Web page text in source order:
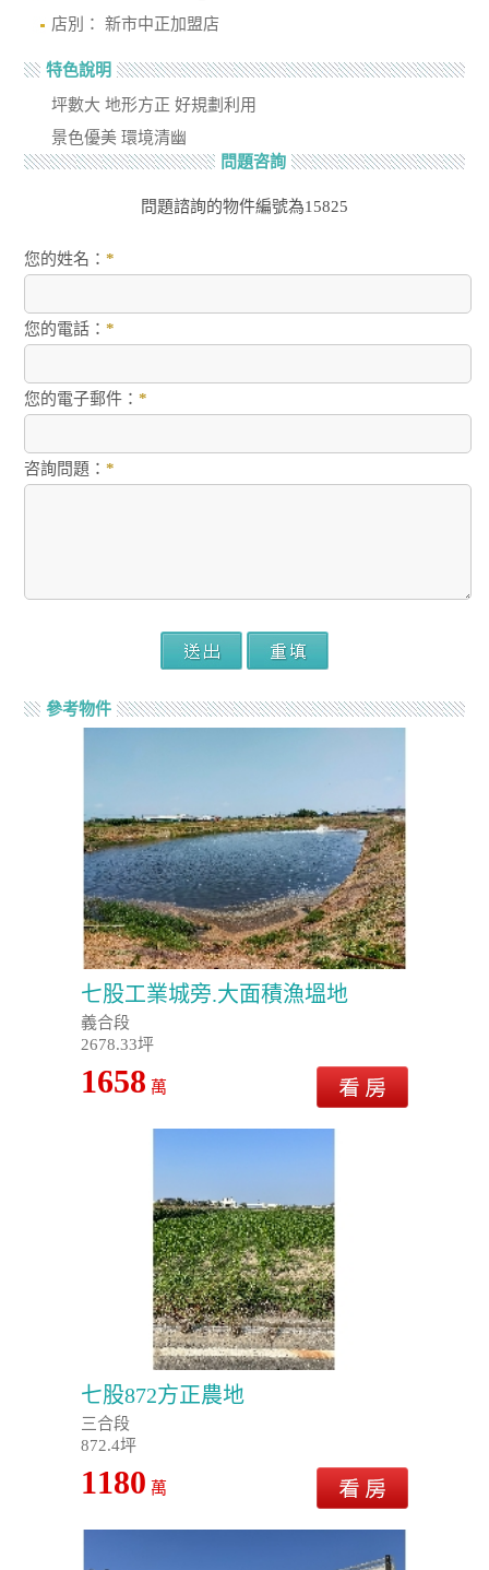
店別： 新市中正加盟店
特色說明
坪數大 地形方正 好規劃利用
景色優美 環境清幽
問題咨詢
問題諮詢的物件編號為15825
您的姓名：*
您的電話：*
您的電子郵件：*
咨詢問題：*
參考物件
七股工業城旁.大面積漁塭地
義合段
2678.33坪
1658 萬
七股872方正農地
三合段
872.4坪
1180 萬